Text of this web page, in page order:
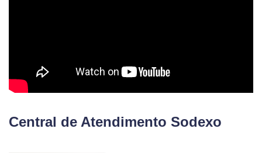
Central de Atendimento Sodexo